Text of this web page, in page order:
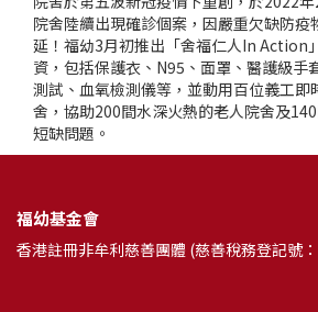
院舍陸續出現確診個案，因嚴重欠缺防疫
延！福幼3月初推出「舍福仁人In Action
資，包括保護衣、N95、面罩、醫護級手
測試、血氧檢測儀等，並動用百位義工即
舍，協助200間水深火熱的老人院舍及
短缺問題。
福幼基金會
香港註冊非牟利慈善團體 (慈善稅務登記號